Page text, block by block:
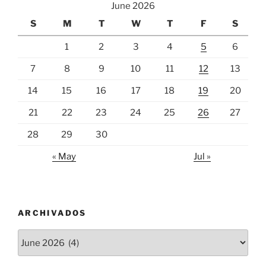
June 2026
S
M T W T F S
1 2 3 4 5 6
7 8 9 10 11 12 13
14 15 16 17 18 19 20
21 22 23 24 25 26 27
28 29 30
« May Jul »
ARCHIVADOS